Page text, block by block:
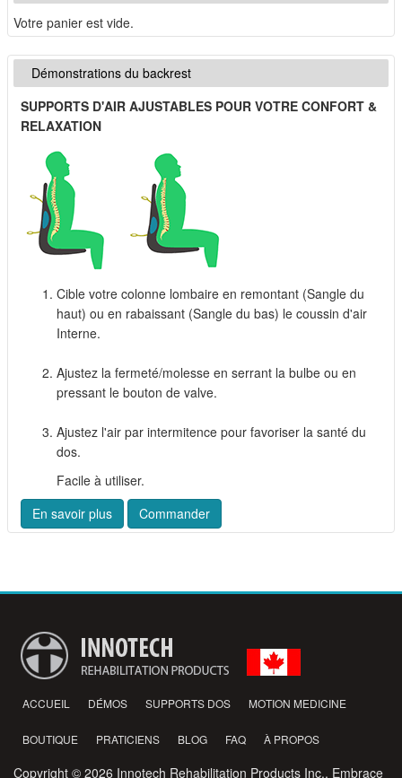
Votre panier est vide.
Démonstrations du backrest
SUPPORTS D'AIR AJUSTABLES POUR VOTRE CONFORT &
RELAXATION
Cible votre colonne lombaire en remontant (Sangle du
haut) ou en rabaissant (Sangle du bas) le coussin d'air
Interne.
Ajustez la fermeté/molesse en serrant la bulbe ou en
pressant le bouton de valve.
Ajustez l'air par intermitence pour favoriser la santé du
dos.
Facile à utiliser.
En savoir plus
Commander
ACCUEIL DÉMOS SUPPORTS DOS MOTION MEDICINE
BOUTIQUE PRATICIENS BLOG FAQ À PROPOS
Copyright © 2026 Innotech Rehabilitation Products Inc., Embrace